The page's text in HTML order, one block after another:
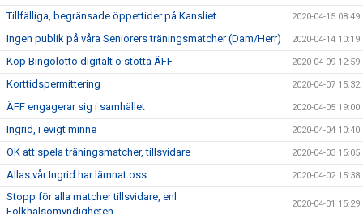
Tillfälliga, begränsade öppettider på Kansliet 2020-04-15 08:49
Ingen publik på våra Seniorers träningsmatcher (Dam/Herr) 2020-04-14 10:19
Köp Bingolotto digitalt o stötta ÄFF 2020-04-09 12:59
Korttidspermittering 2020-04-07 15:32
ÄFF engagerar sig i samhället 2020-04-05 19:00
Ingrid, i evigt minne 2020-04-04 10:40
OK att spela träningsmatcher, tillsvidare 2020-04-03 15:05
Allas vår Ingrid har lämnat oss. 2020-04-02 15:38
Stopp för alla matcher tillsvidare, enl
Folkhälsomyndigheten
2020-04-01 15:29